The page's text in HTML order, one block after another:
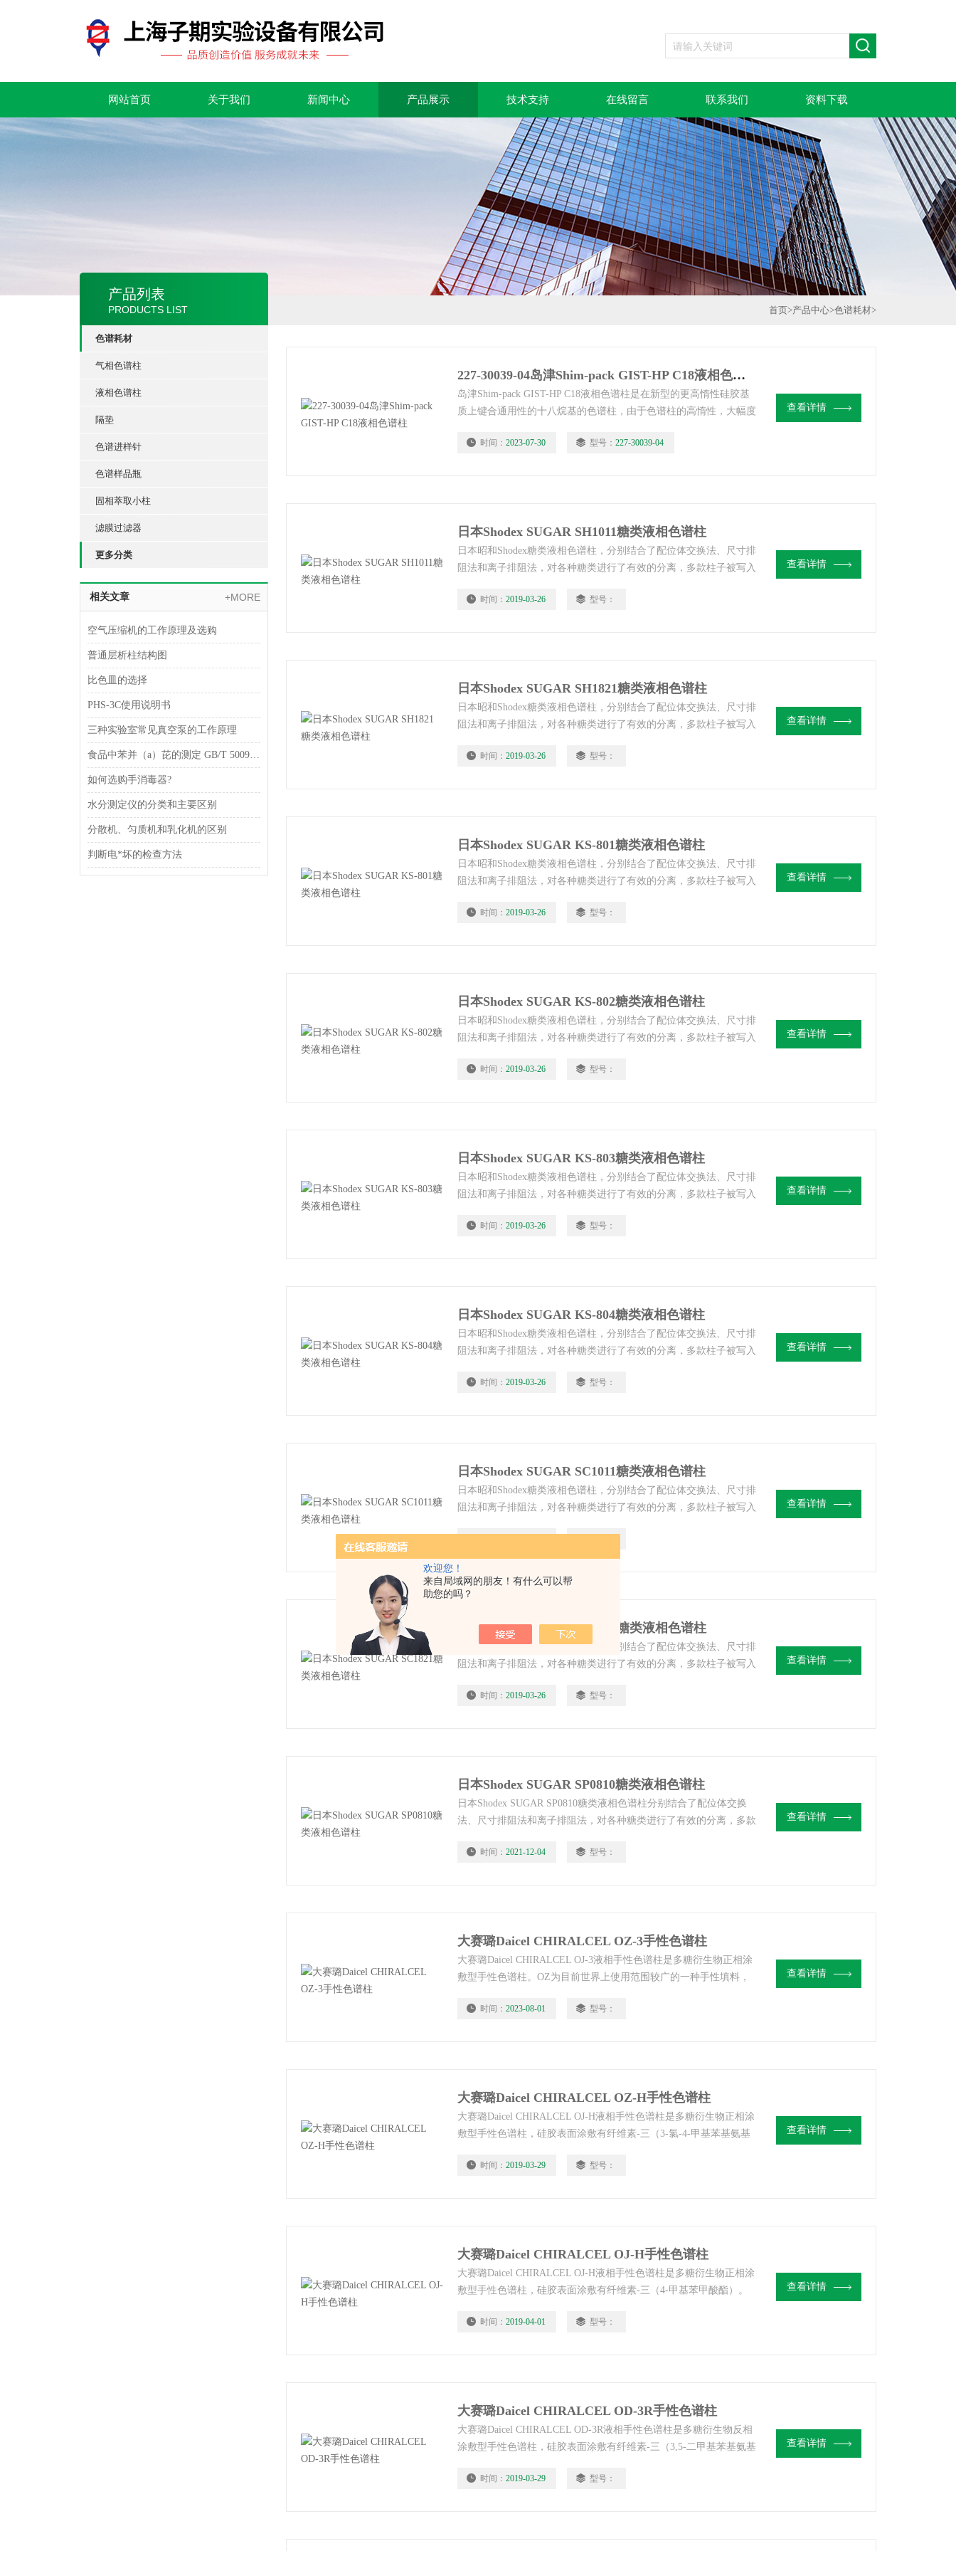
欢迎您！
来自局域网的朋友！有什么可以帮
助您的吗？
网站首页 关于我们 新闻中心 产品展示 技术支持 在线留言 联系我们 资料下载
产品列表
PRODUCTS LIST
色谱耗材
气相色谱柱
液相色谱柱
隔垫
色谱进样针
色谱样品瓶
固相萃取小柱
滤膜过滤器
更多分类
相关文章 +MORE
空气压缩机的工作原理及选购
普通层析柱结构图
比色皿的选择
PHS-3C使用说明书
三种实验室常见真空泵的工作原理
食品中苯并（a）芘的测定 GB/T 5009.27-2003
如何选购手消毒器?
水分测定仪的分类和主要区别
分散机、匀质机和乳化机的区别
判断电*坏的检查方法
首页>产品中心>色谱耗材>
227-30039-04岛津Shim-pack GIST-HP C18液相色谱柱
岛津Shim-pack GIST-HP C18液相色谱柱是在新型的更高惰性硅胶基
质上键合通用性的十八烷基的色谱柱，由于色谱柱的高惰性，大幅度
离离子化的化合物而不易引起吸附，因此能够得到非常尖锐的峰型和
时间： 2023-07-30 型号： 227-30039-04
查看详情
日本Shodex SUGAR SH1011糖类液相色谱柱
日本昭和Shodex糖类液相色谱柱，分别结合了配位体交换法、尺寸排
阻法和离子排阻法，对各种糖类进行了有效的分离，多款柱子被写入
时间： 2019-03-26 型号：
查看详情
日本Shodex SUGAR SH1821糖类液相色谱柱
日本昭和Shodex糖类液相色谱柱，分别结合了配位体交换法、尺寸排
阻法和离子排阻法，对各种糖类进行了有效的分离，多款柱子被写入
时间： 2019-03-26 型号：
查看详情
日本Shodex SUGAR KS-801糖类液相色谱柱
日本昭和Shodex糖类液相色谱柱，分别结合了配位体交换法、尺寸排
阻法和离子排阻法，对各种糖类进行了有效的分离，多款柱子被写入
时间： 2019-03-26 型号：
查看详情
日本Shodex SUGAR KS-802糖类液相色谱柱
日本昭和Shodex糖类液相色谱柱，分别结合了配位体交换法、尺寸排
阻法和离子排阻法，对各种糖类进行了有效的分离，多款柱子被写入
时间： 2019-03-26 型号：
查看详情
日本Shodex SUGAR KS-803糖类液相色谱柱
日本昭和Shodex糖类液相色谱柱，分别结合了配位体交换法、尺寸排
阻法和离子排阻法，对各种糖类进行了有效的分离，多款柱子被写入
时间： 2019-03-26 型号：
查看详情
日本Shodex SUGAR KS-804糖类液相色谱柱
日本昭和Shodex糖类液相色谱柱，分别结合了配位体交换法、尺寸排
阻法和离子排阻法，对各种糖类进行了有效的分离，多款柱子被写入
时间： 2019-03-26 型号：
查看详情
日本Shodex SUGAR SC1011糖类液相色谱柱
日本昭和Shodex糖类液相色谱柱，分别结合了配位体交换法、尺寸排
阻法和离子排阻法，对各种糖类进行了有效的分离，多款柱子被写入
查看详情
日本Shodex SUGAR SC1821糖类液相色谱柱
日本昭和Shodex糖类液相色谱柱，分别结合了配位体交换法、尺寸排
阻法和离子排阻法，对各种糖类进行了有效的分离，多款柱子被写入
时间： 2019-03-26 型号：
查看详情
日本Shodex SUGAR SP0810糖类液相色谱柱
日本Shodex SUGAR SP0810糖类液相色谱柱分别结合了配位体交换
法、尺寸排阻法和离子排阻法，对各种糖类进行了有效的分离，多款
时间： 2021-12-04 型号：
查看详情
大赛璐Daicel CHIRALCEL OZ-3手性色谱柱
大赛璐Daicel CHIRALCEL OJ-3液相手性色谱柱是多糖衍生物正相涂
敷型手性色谱柱。OZ为目前世界上使用范围较广的一种手性填料，
CHIRALCEL OZ-3手性色谱柱适合在正相流动相中使用。
时间： 2023-08-01 型号：
查看详情
大赛璐Daicel CHIRALCEL OZ-H手性色谱柱
大赛璐Daicel CHIRALCEL OJ-H液相手性色谱柱是多糖衍生物正相涂
敷型手性色谱柱，硅胶表面涂敷有纤维素-三（3-氯-4-甲基苯基氨基
文献中都报道了OZ柱优秀的分离能力和耐受性。CHIRALCEL OZ-3 /
时间： 2019-03-29 型号：
查看详情
大赛璐Daicel CHIRALCEL OJ-H手性色谱柱
大赛璐Daicel CHIRALCEL OJ-H液相手性色谱柱是多糖衍生物正相涂
敷型手性色谱柱，硅胶表面涂敷有纤维素-三（4-甲基苯甲酸酯）。
道了OJ柱优秀的分离能力和耐受性。CHIRALCEL® OJ-3 / OJ-H / OJ
时间： 2019-04-01 型号：
查看详情
大赛璐Daicel CHIRALCEL OD-3R手性色谱柱
大赛璐Daicel CHIRALCEL OD-3R液相手性色谱柱是多糖衍生物反相
涂敷型手性色谱柱，硅胶表面涂敷有纤维素-三（3,5-二甲基苯基氨基
pH值有特定要求的样品。
时间： 2019-03-29 型号：
查看详情